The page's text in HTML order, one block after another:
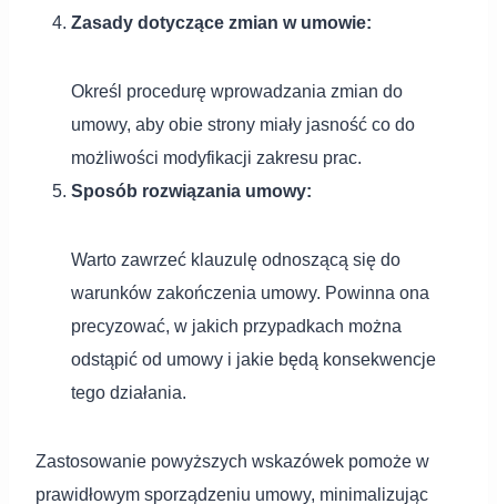
Zasady dotyczące zmian w umowie:
Określ procedurę wprowadzania zmian do
umowy, aby obie strony miały jasność co do
możliwości modyfikacji zakresu prac.
Sposób rozwiązania umowy:
Warto zawrzeć klauzulę odnoszącą się do
warunków zakończenia umowy. Powinna ona
precyzować, w jakich przypadkach można
odstąpić od umowy i jakie będą konsekwencje
tego działania.
Zastosowanie powyższych wskazówek pomoże w
prawidłowym sporządzeniu umowy, minimalizując